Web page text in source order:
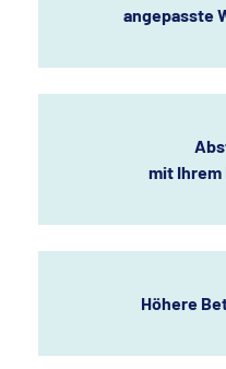
angepasste
mit
Höhere